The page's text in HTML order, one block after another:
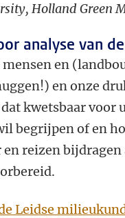
Holland Green
analyse van de
en
en onze
kwetsbaar voor
begrijpen of en
reizen
Leidse